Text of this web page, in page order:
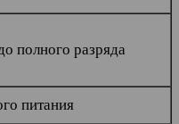
полного разряда
питания